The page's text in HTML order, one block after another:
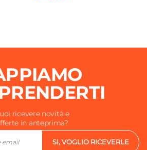
ricevere novità e
in anteprima?
SI, VOGLIO RICEVERLE